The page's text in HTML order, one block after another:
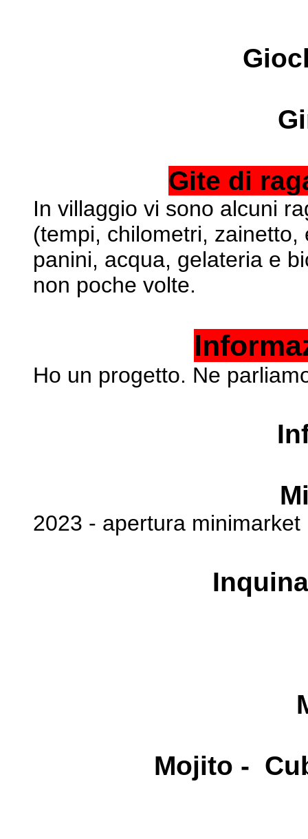
Gite di
In villaggio vi sono alcuni
(tempi, chilometri, zainetto,
panini, acqua, gelateria e
non poche volte.
Ho un progetto. Ne
2023 - apertura
Mojito -